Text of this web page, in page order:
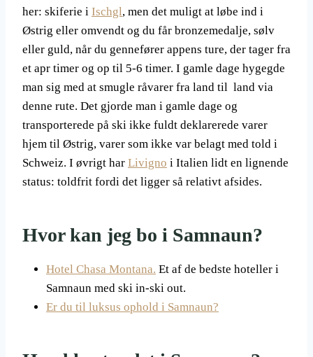
her: skiferie i Ischgl, men det muligt at løbe ind i
Østrig eller omvendt og du får bronzemedalje, sølv
eller guld, når du gennefører appens ture, der tager fra
et apr timer og op til 5-6 timer. I gamle dage hygegde
man sig med at smugle råvarer fra land til land via
denne rute. Det gjorde man i gamle dage og
transporterede på ski ikke fuldt deklarerede varer
hjem til Østrig, varer som ikke var belagt med told i
Schweiz. I øvrigt har Livigno i Italien lidt en lignende
status: toldfrit fordi det ligger så relativt afsides.
Hvor kan jeg bo i Samnaun?
Hotel Chasa Montana. Et af de bedste hoteller i
Samnaun med ski in-ski out.
Er du til luksus ophold i Samnaun?